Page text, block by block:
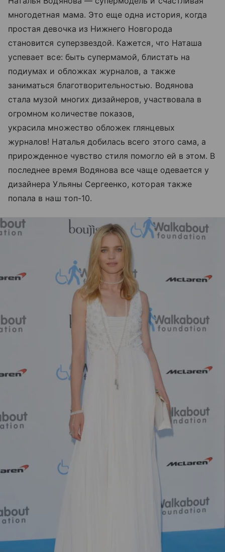
многодетная мама. Это еще одна история, когда
простая девочка из Нижнего Новгорода
становится суперзвездой. Кажется, что Наташа
успевает все: быть супермамой, блистать на
подиумах и обложках журналов, а также
заниматься благотворительностью. Водянова
стала музой многих дизайнеров, участвовала в
огромном количестве показов,
украсила множество обложек глянцевых
журналов! Наталья добилась всего этого сама, а
прирожденное чувство стиля помогло ей в этом. В
последнее время Водянова все чаще одевается у
дизайнера Ульяны Сергеенко, которая также
попала в наш топ-10.